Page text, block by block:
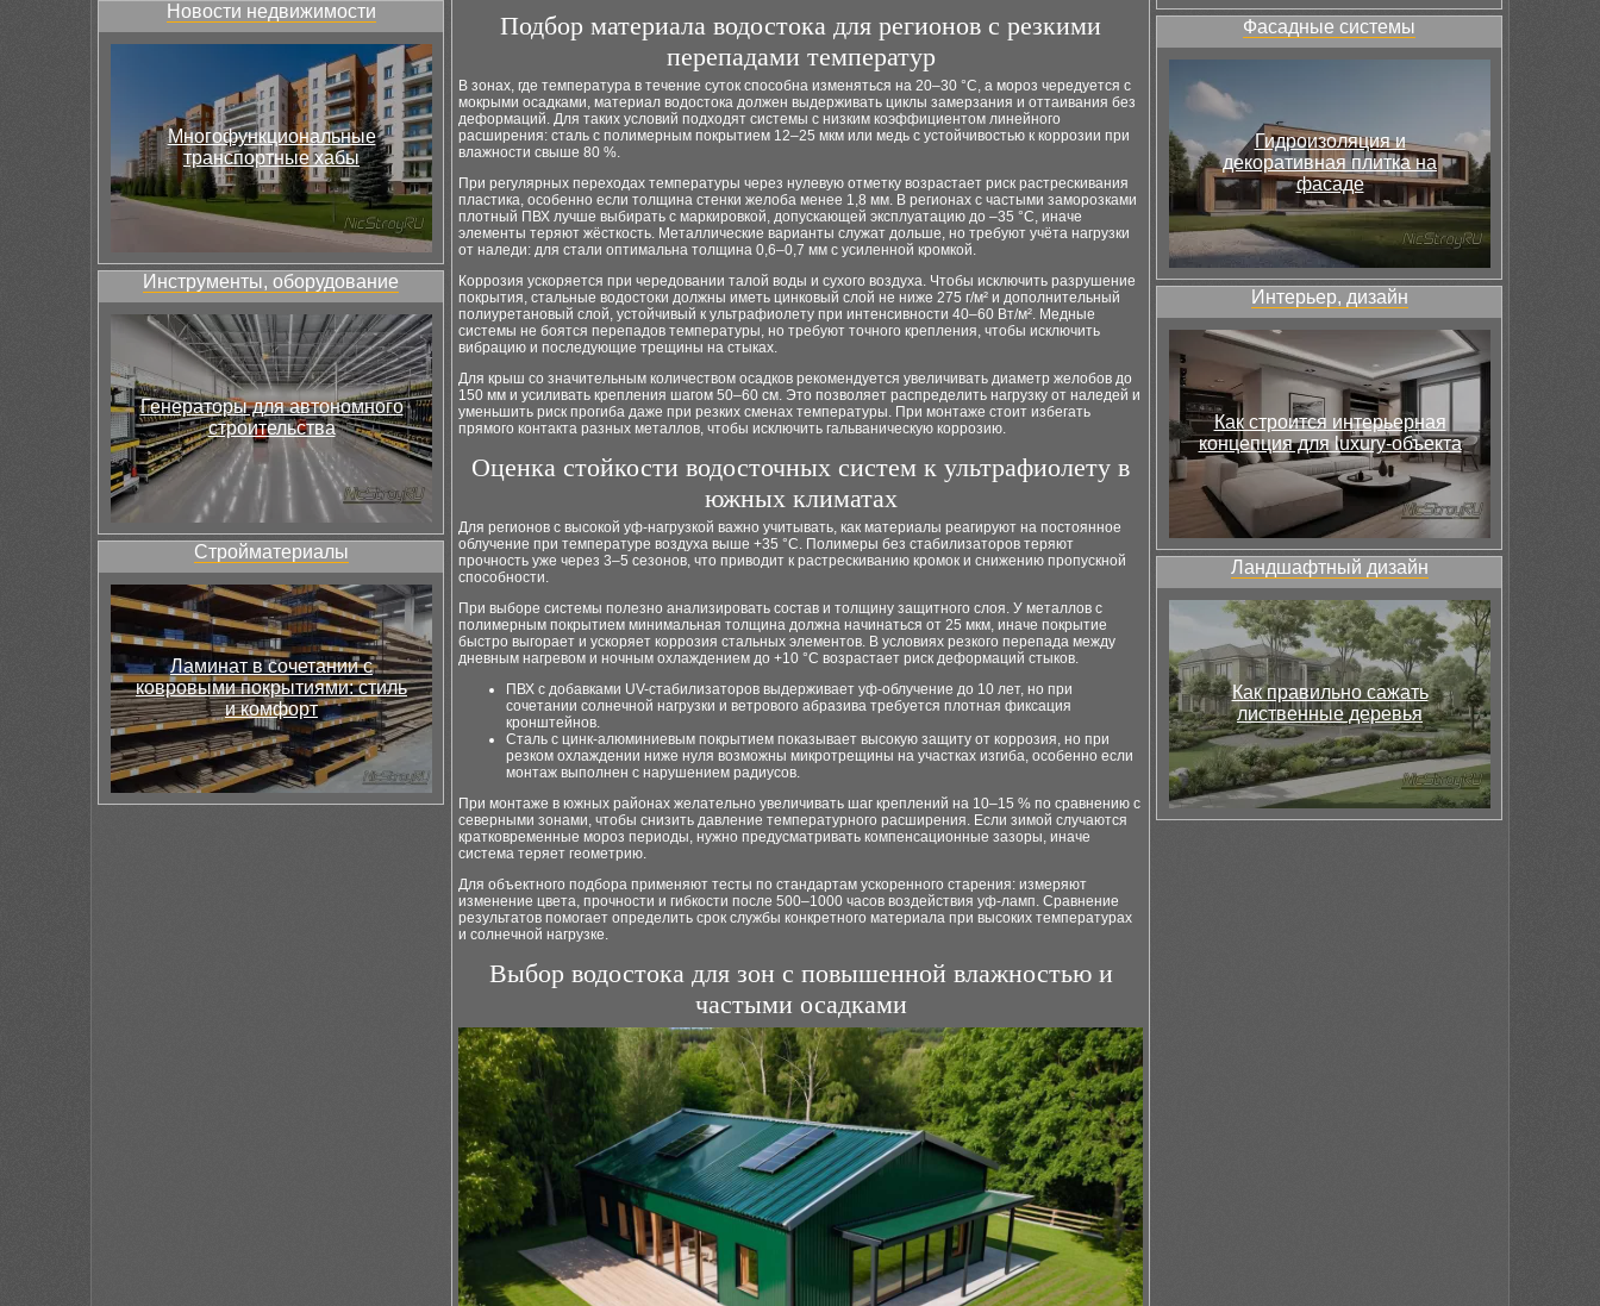
Новости недвижимости
Многофункциональные
транспортные хабы
Инструменты, оборудование
Генераторы для автономного
строительства
Стройматериалы
Ламинат в сочетании с
ковровыми покрытиями: стиль
и комфорт
Подбор материала водостока для регионов с резкими
перепадами температур
В зонах, где температура в течение суток способна изменяться на 20–30 °C, а мороз чередуется с
мокрыми осадками, материал водостока должен выдерживать циклы замерзания и оттаивания без
деформаций. Для таких условий подходят системы с низким коэффициентом линейного
расширения: сталь с полимерным покрытием 12–25 мкм или медь с устойчивостью к коррозии при
влажности свыше 80 %.
При регулярных переходах температуры через нулевую отметку возрастает риск растрескивания
пластика, особенно если толщина стенки желоба менее 1,8 мм. В регионах с частыми заморозками
плотный ПВХ лучше выбирать с маркировкой, допускающей эксплуатацию до –35 °C, иначе
элементы теряют жёсткость. Металлические варианты служат дольше, но требуют учёта нагрузки
от наледи: для стали оптимальна толщина 0,6–0,7 мм с усиленной кромкой.
Коррозия ускоряется при чередовании талой воды и сухого воздуха. Чтобы исключить разрушение
покрытия, стальные водостоки должны иметь цинковый слой не ниже 275 г/м² и дополнительный
полиуретановый слой, устойчивый к ультрафиолету при интенсивности 40–60 Вт/м². Медные
системы не боятся перепадов температуры, но требуют точного крепления, чтобы исключить
вибрацию и последующие трещины на стыках.
Для крыш со значительным количеством осадков рекомендуется увеличивать диаметр желобов до
150 мм и усиливать крепления шагом 50–60 см. Это позволяет распределить нагрузку от наледей и
уменьшить риск прогиба даже при резких сменах температуры. При монтаже стоит избегать
прямого контакта разных металлов, чтобы исключить гальваническую коррозию.
Оценка стойкости водосточных систем к ультрафиолету в
южных климатах
Для регионов с высокой уф-нагрузкой важно учитывать, как материалы реагируют на постоянное
облучение при температуре воздуха выше +35 °C. Полимеры без стабилизаторов теряют
прочность уже через 3–5 сезонов, что приводит к растрескиванию кромок и снижению пропускной
способности.
При выборе системы полезно анализировать состав и толщину защитного слоя. У металлов с
полимерным покрытием минимальная толщина должна начинаться от 25 мкм, иначе покрытие
быстро выгорает и ускоряет коррозия стальных элементов. В условиях резкого перепада между
дневным нагревом и ночным охлаждением до +10 °C возрастает риск деформаций стыков.
ПВХ с добавками UV-стабилизаторов выдерживает уф-облучение до 10 лет, но при
сочетании солнечной нагрузки и ветрового абразива требуется плотная фиксация
кронштейнов.
Сталь с цинк-алюминиевым покрытием показывает высокую защиту от коррозия, но при
резком охлаждении ниже нуля возможны микротрещины на участках изгиба, особенно если
монтаж выполнен с нарушением радиусов.
При монтаже в южных районах желательно увеличивать шаг креплений на 10–15 % по сравнению с
северными зонами, чтобы снизить давление температурного расширения. Если зимой случаются
кратковременные мороз периоды, нужно предусматривать компенсационные зазоры, иначе
система теряет геометрию.
Для объектного подбора применяют тесты по стандартам ускоренного старения: измеряют
изменение цвета, прочности и гибкости после 500–1000 часов воздействия уф-ламп. Сравнение
результатов помогает определить срок службы конкретного материала при высоких температурах
и солнечной нагрузке.
Выбор водостока для зон с повышенной влажностью и
частыми осадками
Фасадные системы
Гидроизоляция и
декоративная плитка на
фасаде
Интерьер, дизайн
Как строится интерьерная
концепция для luxury-объекта
Ландшафтный дизайн
Как правильно сажать
лиственные деревья